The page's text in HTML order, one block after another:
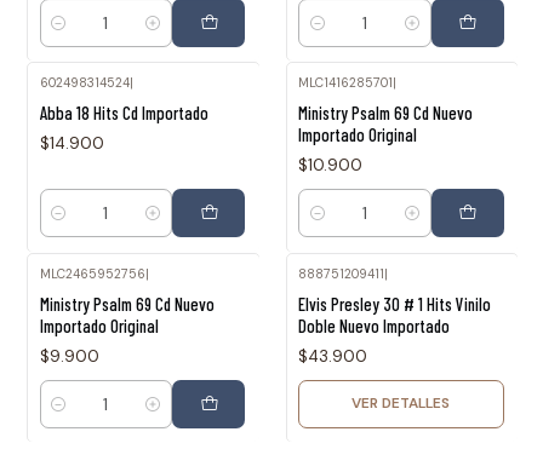
Cantidad Cantidad
602498314524|
Abba 18 Hits Cd Importado
$14.900
Cantidad
MLC1416285701
Ministry Psalm 69 Cd Nuevo
Importado Original
$10.900
Cantidad
MLC2465952756|
Ministry Psalm 69 Cd Nuevo
Importado Original
$9.900
Cantidad
888751209411|
Elvis Presley 30 # 1 Hits Vinilo
Doble Nuevo Importado
$43.900
VER DETALLES